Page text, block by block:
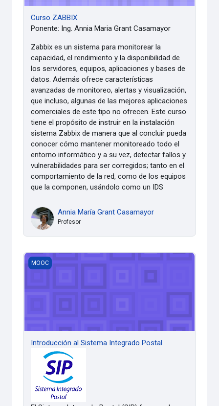
Curso ZABBIX
Ponente: Ing. Annia Maria Grant Casamayor
Zabbix es un sistema para monitorear la
capacidad, el rendimiento y la disponibilidad de
los servidores, equipos, aplicaciones y bases de
datos. Además ofrece características
avanzadas de monitoreo, alertas y visualización,
que incluso, algunas de las mejores aplicaciones
comerciales de este tipo no ofrecen. Este curso
tiene el propósito de instruir en la instalación
sistema Zabbix de manera que al concluir pueda
conocer cómo mantener monitoreado todo el
entorno informático y a su vez, detectar fallos y
vulnerabilidades para ser corregidos; tanto en el
comportamiento de la red, como de los equipos
que la componen, usándolo como un IDS
Annia María Grant Casamayor
Profesor
Introducción al Sistema Integrado Postal
MOOC
Introducción al Sistema Integrado Postal